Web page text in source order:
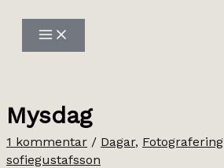
innehåll
Mysdag
1 kommentar / Dagar, Fotografering
sofiegustafsson